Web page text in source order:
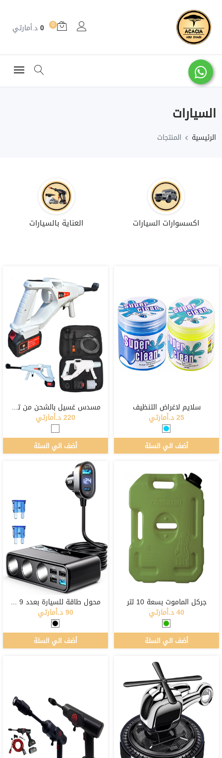
0
0د.أمارتي
السيارات
الرئيسية المنتجات
العناية بالسيارات اكسسوارات السيارات
سلايم لاغراض التنظيف
25 د.أمارتي
أضف الي السلة
مسدس غسيل بالشحن من توبيز
220 د.أمارتي
أضف الي السلة
جركل الماموت بسعة 10 لتر
40 د.أمارتي
أضف الي السلة
محول طاقة للسيارة بعدد 9 منافذ
90 د.أمارتي
أضف الي السلة